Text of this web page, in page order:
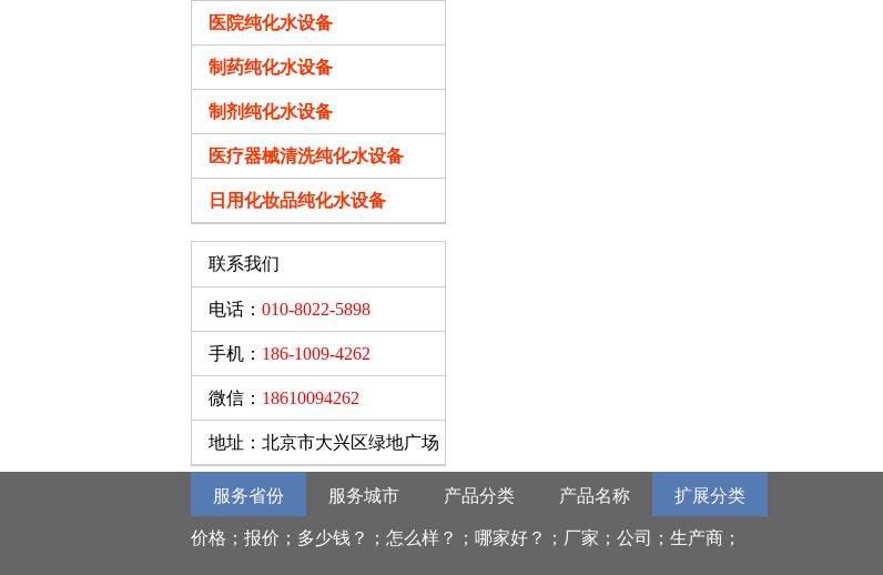
医院纯化水设备
制药纯化水设备
制剂纯化水设备
医疗器械清洗纯化水设备
日用化妆品纯化水设备
联系我们
电话： 010-8022-5898
手机： 186-1009-4262
微信： 18610094262
地址：北京市大兴区绿地广场
服务省份 服务城市 产品分类 产品名称 扩展分类
价格；报价；多少钱？；怎么样？；哪家好？；厂家；公司；生产商；